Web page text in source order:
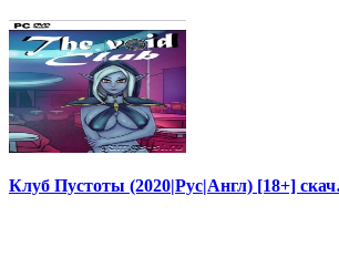
Клуб Пустоты (2020|Рус|Англ) [18+]